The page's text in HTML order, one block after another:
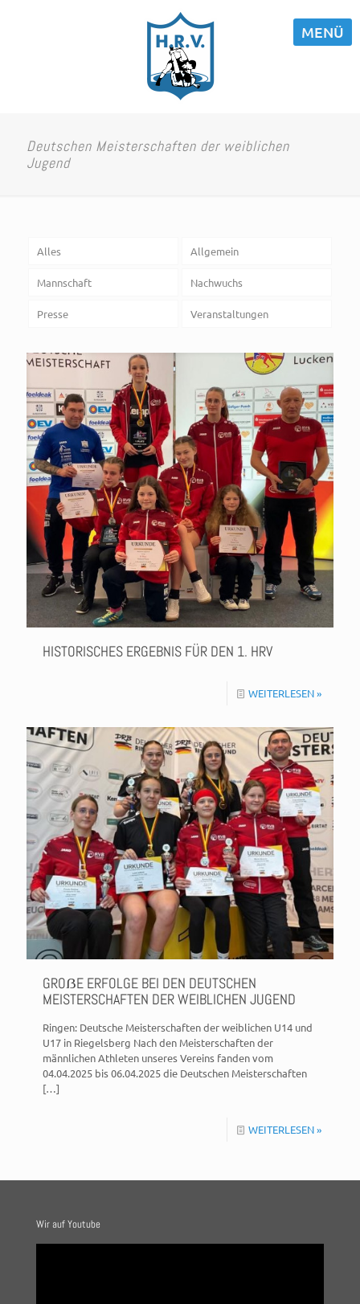
MENÜ
Deutschen Meisterschaften der weiblichen
Jugend
Alles Allgemein
Mannschaft Nachwuchs
Presse Veranstaltungen
HISTORISCHES ERGEBNIS FÜR DEN 1. HRV
WEITERLESEN »
GROẞE ERFOLGE BEI DEN DEUTSCHEN
MEISTERSCHAFTEN DER WEIBLICHEN JUGEND
Ringen: Deutsche Meisterschaften der weiblichen U14 und
U17 in Riegelsberg Nach den Meisterschaften der
männlichen Athleten unseres Vereins fanden vom
04.04.2025 bis 06.04.2025 die Deutschen Meisterschaften
[…]
WEITERLESEN »
Wir auf Youtube